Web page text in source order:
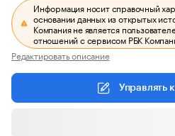
Информация носит справочный
основании данных из открытых
Компания не является
отношений с сервисом РБК
Редактировать описание
Управлять